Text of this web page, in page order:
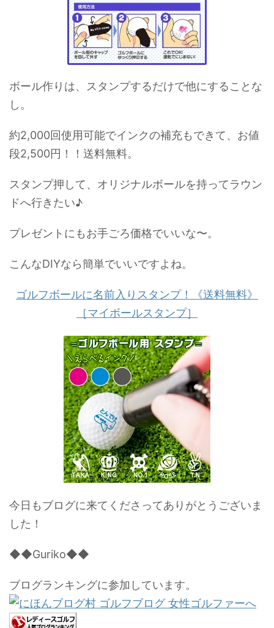
ボール作りは、スタンプするだけで他にすることな
し。
約2,000回使用可能でインクの補充もできて、お値
段2,500円！！送料無料。
スタンプ押して、オリジナルボールを持ってラウン
ドへ行きたい♪
プレゼントにもお手ごろ価格でいいな〜。
こんなDIYなら簡単でいいですよね。
ゴルフボールに名前入りスタンプ！《送料無料》
［マイボールスタンプ］
今日もブログに来てくださってありがとうございま
した！
◆◆Guriko◆◆
ブログランキングに参加しています。